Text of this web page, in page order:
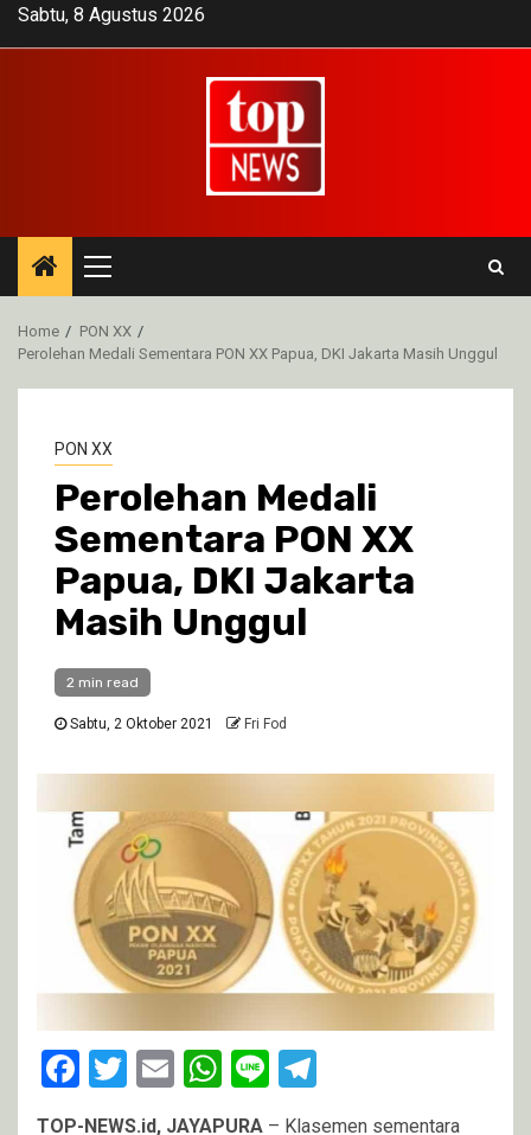
SkipSabtu, 8 Agustus 2026
Primary
Menu
Home
PON XX
Perolehan Medali Sementara PON XX Papua, DKI Jakarta Masih Unggul
PON XX
Perolehan Medali
Sementara PON XX
Papua, DKI Jakarta
Masih Unggul
2 min read
Sabtu, 2 Oktober 2021 Fri Fod
Facebook
Twitter
EmailWhatsApp
Line
TOP-NEWS.id, JAYAPURA – Klasemen sementara